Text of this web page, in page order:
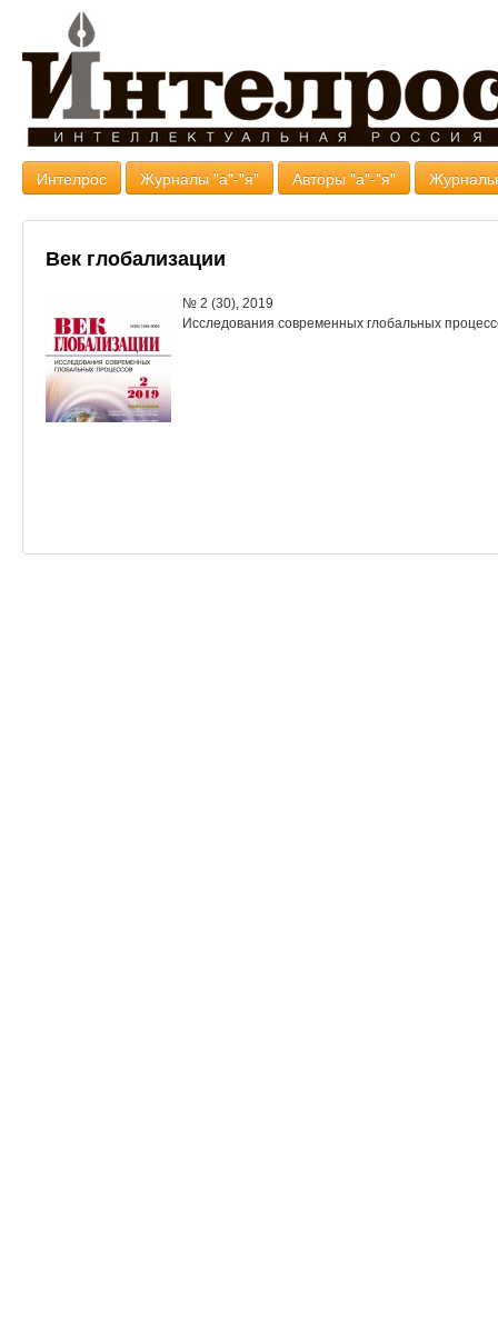
Интелрос Журналы "а"-"я" Авторы "а"-"я"
Век глобализации
№ 2 (30), 2019
Исследования современных глобальных